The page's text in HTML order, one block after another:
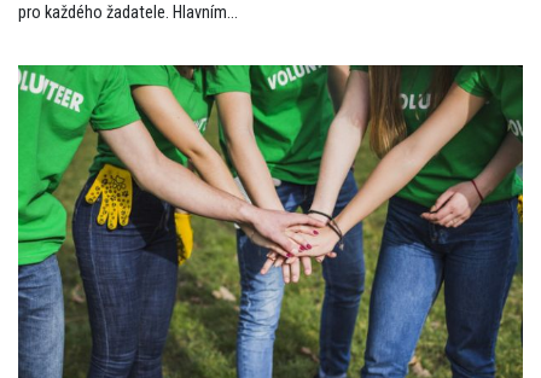
pro každého žadatele. Hlavním...